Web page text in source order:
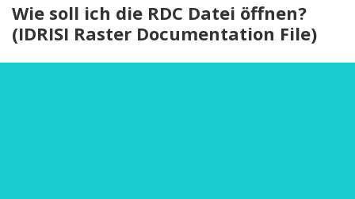
Wie soll ich die RDC Datei öffnen?
(IDRISI Raster Documentation File)